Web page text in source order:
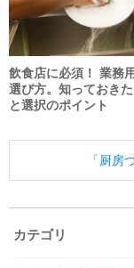
飲食店に必須！ 業務
選び方。知っておき
と選択のポイント
「厨房
カテゴリ